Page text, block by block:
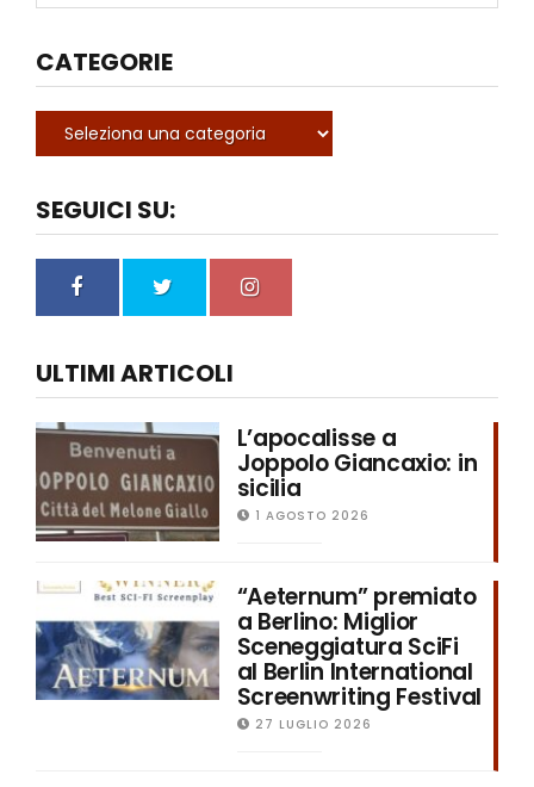
CATEGORIE
SEGUICI SU:
ULTIMI ARTICOLI
L’apocalisse a
Joppolo Giancaxio: in
sicilia
1 AGOSTO 2026
“Aeternum” premiato
a Berlino: Miglior
Sceneggiatura SciFi
al Berlin International
Screenwriting Festival
27 LUGLIO 2026